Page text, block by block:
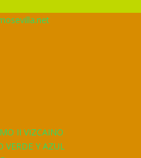
II VIZCAINO
VERDE Y AZUL